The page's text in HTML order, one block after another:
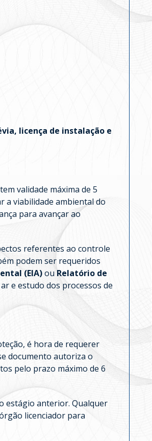
licença de instalação e
validade máxima de 5
a viabilidade ambiental do
para avançar ao
referentes ao controle
podem ser requeridos
(EIA)ou Relatório de
e estudo dos processos de
é hora de requerer
documento autoriza o
pelo prazo máximo de 6
estágio anterior. Qualquer
licenciador para